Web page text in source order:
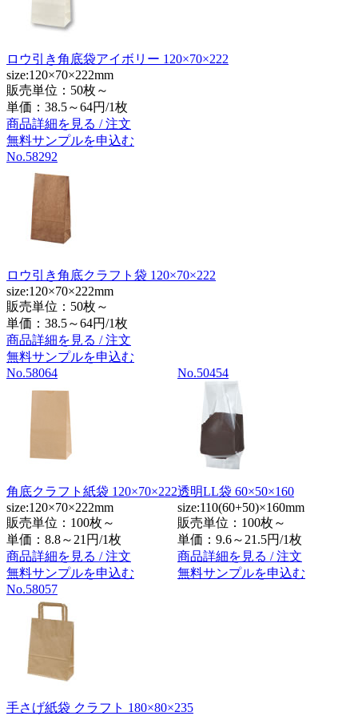
ロウ引き角底袋アイボリー 120×70×222
size:120×70×222mm
販売単位：50枚～
単価： 38.5～64円/1枚
商品詳細を見る / 注文
無料サンプルを申込む
No.58292
ロウ引き角底クラフト袋 120×70×222
size:120×70×222mm
販売単位：50枚～
単価： 38.5～64円/1枚
商品詳細を見る / 注文
無料サンプルを申込む
No.58064
角底クラフト紙袋 120×70×222
size:120×70×222mm
販売単位：100枚～
単価： 8.8～21円/1枚
商品詳細を見る / 注文
無料サンプルを申込む
No.50454
透明LL袋 60×50×160
size:110(60+50)×160mm
販売単位：100枚～
単価： 9.6～21.5円/1枚
商品詳細を見る / 注文
無料サンプルを申込む
No.58057
手さげ紙袋 クラフト 180×80×235